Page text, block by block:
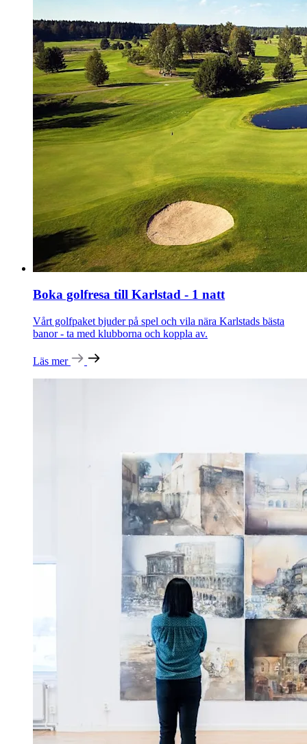
Boka golfresa till Karlstad - 1 natt
Vårt golfpaket bjuder på spel och vila nära Karlstads bästa
banor - ta med klubborna och koppla av.
Läs mer